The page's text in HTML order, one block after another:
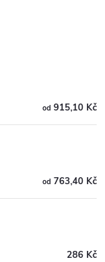
od915,10 Kč
od763,40 Kč
286 Kč